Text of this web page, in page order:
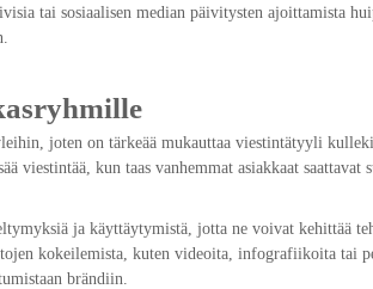
tai sosiaalisen median päivitysten ajoittamista
joten on tärkeää mukauttaa viestintätyyli
viestintää, kun taas vanhemmat asiakkaat saattavat
ja käyttäytymistä, jotta ne voivat kehittää
kokeilemista, kuten videoita, infografiikoita tai
brändiin.